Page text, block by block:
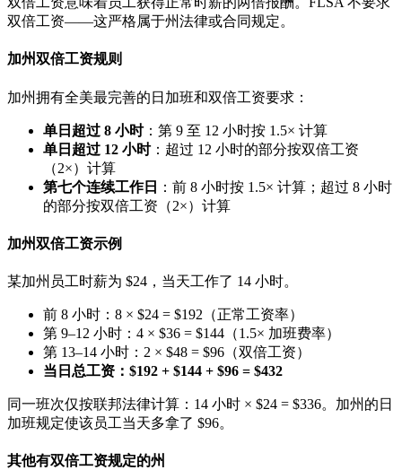
双倍工资——这严格属于州法律或合同规定。
加州双倍工资规则
加州拥有全美最完善的日加班和双倍工资要求：
单日超过 8 小时：第 9 至 12 小时按 1.5× 计算
单日超过 12 小时：超过 12 小时的部分按双倍工资
（2×）计算
第七个连续工作日
：前 8 小时按 1.5× 计算；超过 8 小时
的部分按双倍工资（2×）计算
加州双倍工资示例
某加州员工时薪为 $24，当天工作了 14 小时。
前 8 小时：8 × $24 = $192（正常工资率）
第 9–12 小时：4 × $36 = $144（1.5× 加班费率）
第 13–14 小时：2 × $48 = $96（双倍工资）
当日总工资：$192 + $144 + $96 = $432
同一班次仅按联邦法律计算：14 小时 × $24 = $336。加州的日
加班规定使该员工当天多拿了 $96。
其他有双倍工资规定的州